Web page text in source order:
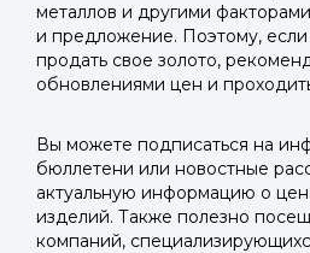
металлов и другими
и предложение. Поэтому,
продать свое золото,
обновлениями цен и
Вы можете подписаться на
бюллетени или новостные
актуальную информацию о
изделий. Также полезно
компаний,